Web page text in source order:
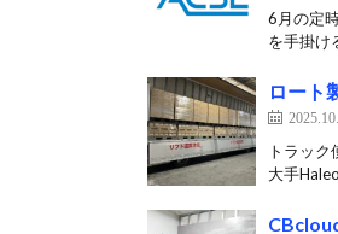
6月の定
を手掛け
ロート
トラッ
大手